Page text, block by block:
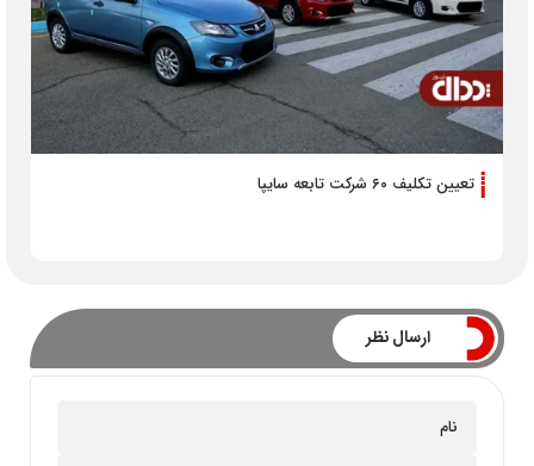
تعیین تکلیف ۶۰ شرکت تابعه سایپا
ارسال نظر